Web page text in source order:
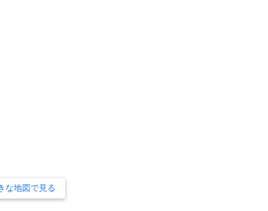
な地図で見る